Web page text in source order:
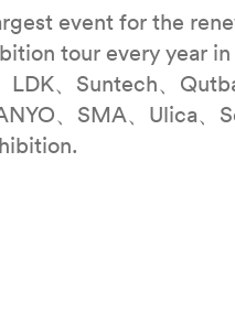
event for the
tour every year
、Suntech、
、SMA、Ulica、